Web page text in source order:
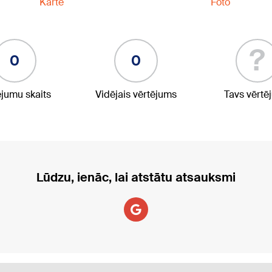
0
skaits
0
Vidējais vērtējums
?
Tavs
Lūdzu, ienāc, lai atstātu atsauksmi